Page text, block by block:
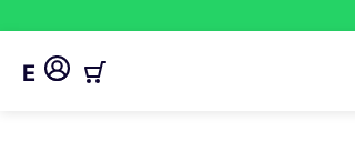
E